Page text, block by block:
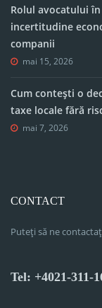
Rolul avocatului
incertitudine
companii
mai 15, 2026
Cum contești o
taxe locale fără
mai 7, 2026
CONTACT
Puteți să ne
Tel: +4021-311-